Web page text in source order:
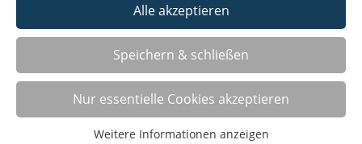
SPORT FÜR ALLE
GESCHLECHTER
Der Kreissportbund Wesel und seine Sportjugend
Alle akzeptieren
Speichern & schließen
Nur essentielle Cookies akzeptieren
Weitere Informationen anzeigen